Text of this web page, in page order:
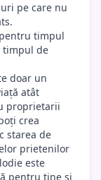
pe care nu
timpul
timpul de
doar un
atât
proprietarii
crea
starea de
prietenilor
este
pentru tine și